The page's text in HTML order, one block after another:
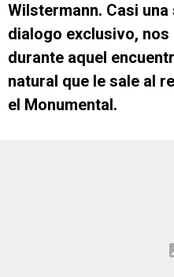
Wilstermann. Casi una
dialogo exclusivo,
durante aquel
natural que le sale al
el Monumental.